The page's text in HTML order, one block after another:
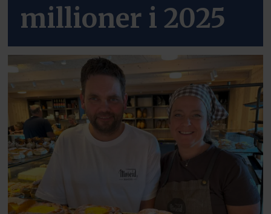
millioner i 2025